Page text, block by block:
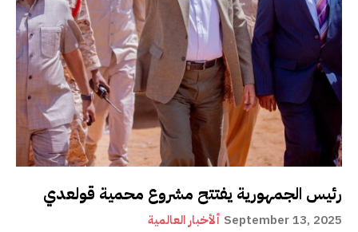
رئيس الجمهورية يفتتح مشروع محمية قولعدي
ألأخبار العالمية September 13, 2025